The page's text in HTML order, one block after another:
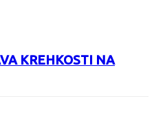
KREHKOSTI NA